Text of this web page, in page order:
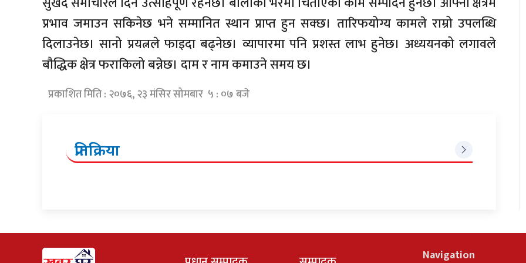
प्रभाव जमाउन सकिनेछ भने सम्मानित स्थान प्राप्त हुन सक्छ। तारिफयोग्य कामले राम्रो उपलब्धि
दिलाउनेछ। सानो प्रयत्नले फाइदा बढ्नेछ। व्यापारमा पनि प्रशस्त लाभ हुनेछ। अध्ययनको लगावले
बौद्धिक क्षेत्र फराकिलो बन्नेछ। दाम र नाम कमाउने समय छ।
प्रकाशित मिति : २०७६, २३ मंसिर सोमबार ५ : ०७ बजे
प्रतिक्रिया
Navigation